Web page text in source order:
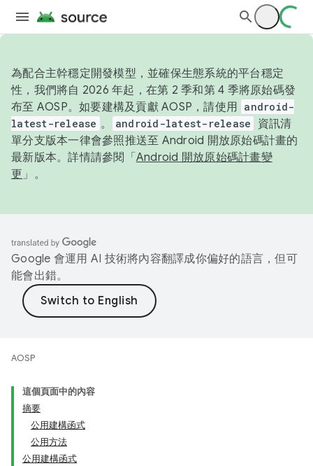
為配合主幹穩定開發模型，並確保生態系統的平台穩定
性，我們將自 2026 年起，在第 2 季和第 4 季將原始碼發
布至 AOSP。如要建構及貢獻 AOSP，請使用 android-
latest-release 。 android-latest-release
資訊清
單分支版本一律會參照推送至 Android 開放原始碼計畫的
最新版本。詳情請參閱「 Android 開放原始碼計畫變
更 」。
Google 會運用 AI 技術將內容翻譯成你偏好的語言，但可
能會出錯。
AOSP
這個頁面中的內容
摘要
公用建構函式
公用方法
公用建構函式